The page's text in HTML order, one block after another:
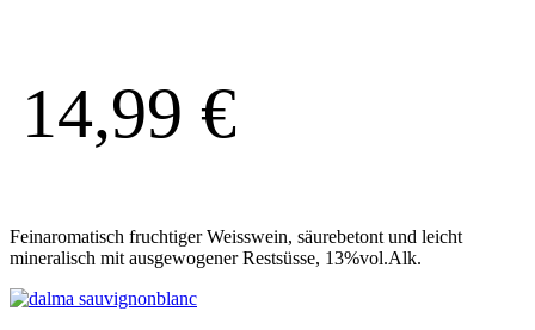
14,99 €
Feinaromatisch fruchtiger Weisswein, säurebetont und leicht
mineralisch mit ausgewogener Restsüsse, 13%vol.Alk.